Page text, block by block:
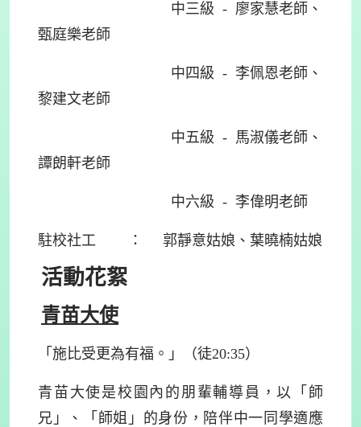
中三級 - 廖家慧老師、
甄庭樂老師
中四級 - 李佩恩老師、
黎建文老師
中五級 - 馬淑儀老師、
譚朗軒老師
中六級 - 李偉明老師
駐校社工 ： 郭靜意姑娘、葉曉楠姑娘
活動花絮
青苗大使
「施比受更為有福。」（徒20:35）
青苗大使是校園內的朋輩輔導員，以「師
兄」、「師姐」的身份，陪伴中一同學適應